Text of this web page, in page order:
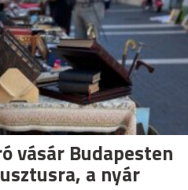
vásár Budapesten
a nyár